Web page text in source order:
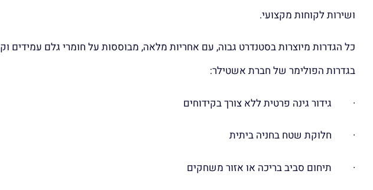
ושירות לקוחות מקצועי.
כל הגדרות מיוצרות בסטנדרט גבוה, עם אחריות מלאה, מבוססות על חומרי גלם עמידים
בגדרות הפולימר של חברת אשטילר:
· גידור גינה פרטית ללא צורך בקידוחים
· חלוקת שטח בחניה ביתית
· תיחום סביב בריכה או אזור משחקים